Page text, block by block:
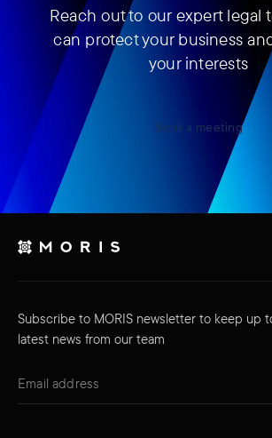
Reach out to our expert legal
can protect your business
your interests
Book a meeting
Subscribe to MORIS newsletter to keep up
latest news from our team